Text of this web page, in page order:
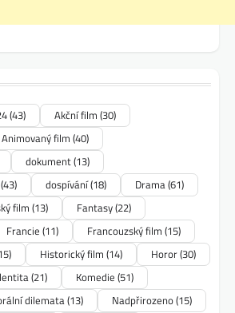
(43) Akční film (30)
Animovaný film (40)
dokument(13)
(43) dospívání(18) Drama(61)
film(13) Fantasy(22)
Francie (11) Francouzský film (15)
Historický film (14) Horor(30)
(21) Komedie (51)
dilemata(13) Nadpřirozeno(15)